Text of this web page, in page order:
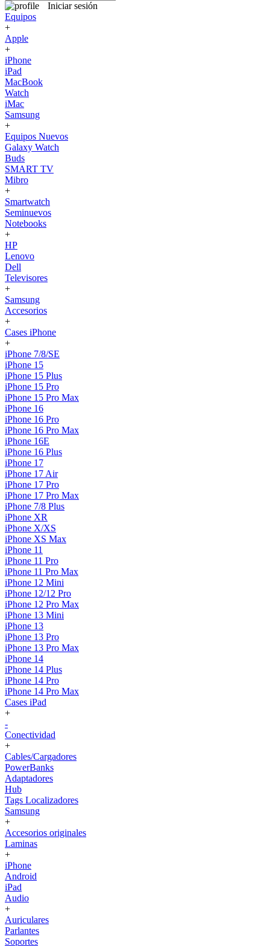
Iniciar sesión
Equipos
+
Apple
+
iPhone
iPad
MacBook
Watch
iMac
Samsung
+
Equipos Nuevos
Galaxy Watch
Buds
SMART TV
Mibro
+
Smartwatch
Seminuevos
Notebooks
+
HP
Lenovo
Dell
Televisores
+
Samsung
Accesorios
+
Cases iPhone
+
iPhone 7/8/SE
iPhone 15
iPhone 15 Plus
iPhone 15 Pro
iPhone 15 Pro Max
iPhone 16
iPhone 16 Pro
iPhone 16 Pro Max
iPhone 16E
iPhone 16 Plus
iPhone 17
iPhone 17 Air
iPhone 17 Pro
iPhone 17 Pro Max
iPhone 7/8 Plus
iPhone XR
iPhone X/XS
iPhone XS Max
iPhone 11
iPhone 11 Pro
iPhone 11 Pro Max
iPhone 12 Mini
iPhone 12/12 Pro
iPhone 12 Pro Max
iPhone 13 Mini
iPhone 13
iPhone 13 Pro
iPhone 13 Pro Max
iPhone 14
iPhone 14 Plus
iPhone 14 Pro
iPhone 14 Pro Max
Cases iPad
+
-
Conectividad
+
Cables/Cargadores
PowerBanks
Adaptadores
Hub
Tags Localizadores
Samsung
+
Accesorios originales
Laminas
+
iPhone
Android
iPad
Audio
+
Auriculares
Parlantes
Soportes